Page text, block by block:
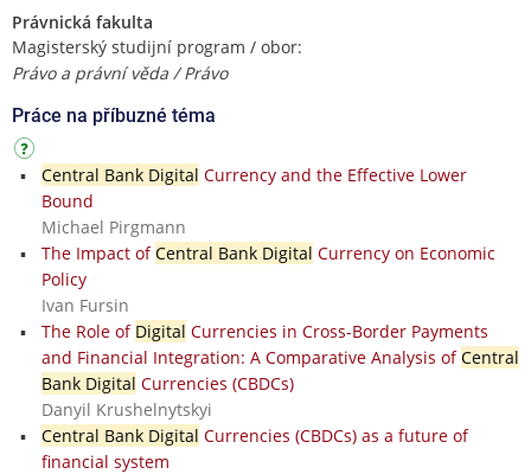
Právnická fakulta
Magisterský studijní program / obor:
Právo a právní věda / Právo
Práce na příbuzné téma
Central Bank Digital Currency and the Effective Lower
Bound
Michael Pirgmann
The Impact ofCentral Bank Digital Currency on Economic
Policy
Ivan Fursin
The Role of Digital Currencies in Cross-Border Payments
and Financial Integration: A Comparative Analysis ofCentral
Bank Digital Currencies (CBDCs)
Danyil Krushelnytskyi
Central Bank Digital Currencies (CBDCs) as a future of
financial system